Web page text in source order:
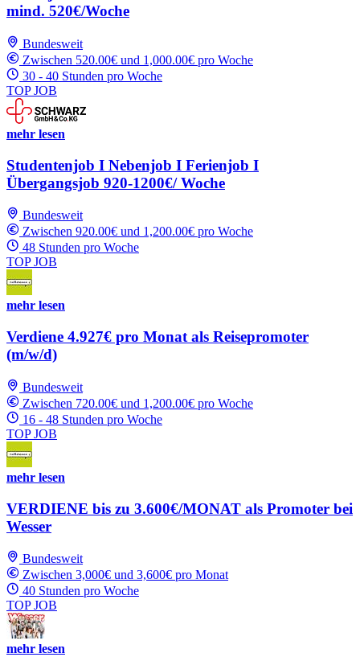
mind. 520€/Woche
Bundesweit
Zwischen 520.00€ und 1,000.00€ pro Woche
30 - 40 Stunden pro Woche
TOP JOB
mehr lesen
Studentenjob I Nebenjob I Ferienjob I
Übergangsjob 920-1200€/ Woche
Bundesweit
Zwischen 920.00€ und 1,200.00€ pro Woche
48 Stunden pro Woche
TOP JOB
mehr lesen
Verdiene 4.927€ pro Monat als Reisepromoter
(m/w/d)
Bundesweit
Zwischen 720.00€ und 1,200.00€ pro Woche
16 - 48 Stunden pro Woche
TOP JOB
mehr lesen
VERDIENE bis zu 3.600€/MONAT als Promoter bei
Wesser
Bundesweit
Zwischen 3,000€ und 3,600€ pro Monat
40 Stunden pro Woche
TOP JOB
mehr lesen